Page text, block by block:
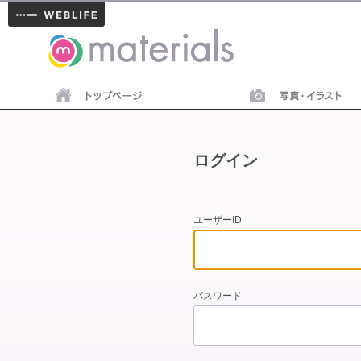
materials
ログイン
ユーザーID
パスワード